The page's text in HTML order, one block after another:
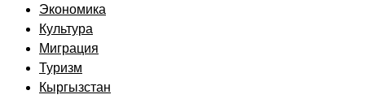
Экономика
Культура
Миграция
Туризм
Кыргызстан